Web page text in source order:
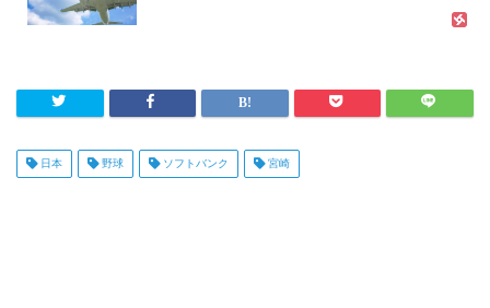
日本 野球 ソフトバンク 宮崎